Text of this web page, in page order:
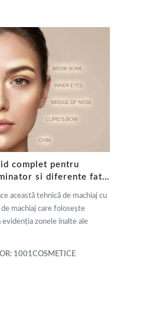
complet pentru
si diferente fata
această tehnică de machiaj cu
machiaj care folosește
zonele înalte ale
1001COSMETICE